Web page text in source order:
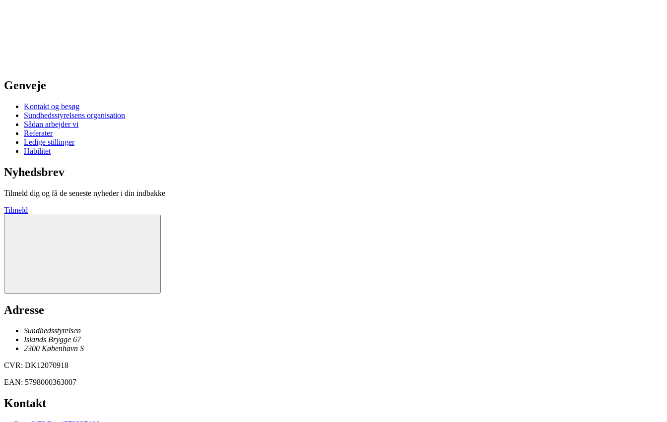
Genveje
Kontakt og besøg
Sundhedsstyrelsens organisation
Sådan arbejder vi
Referater
Ledige stillinger
Habilitet
Nyhedsbrev
Tilmeld dig og få de seneste nyheder i din indbakke
Tilmeld
Adresse
Sundhedsstyrelsen
Islands Brygge 67
2300 København S
CVR: DK12070918
EAN: 5798000363007
Kontakt